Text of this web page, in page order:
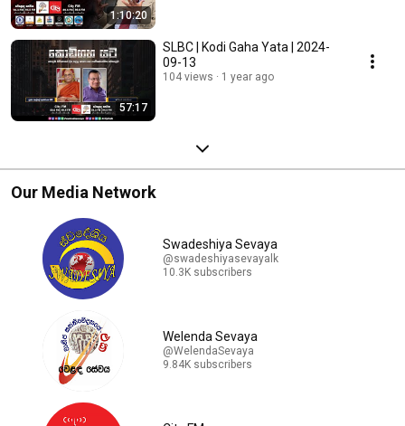
1:10:20
57:17
SLBC | Kodi Gaha Yata | 2024-
09-13
104 views 1 year ago
Our Media Network
Swadeshiya Sevaya
@swadeshiyasevayalk
10.3K subscribers
Welenda Sevaya
@WelendaSevaya
9.84K subscribers